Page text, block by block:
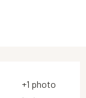
+1 photo